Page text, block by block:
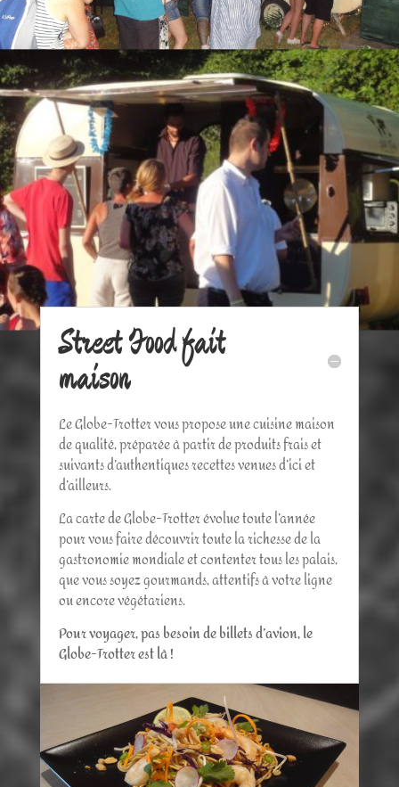
Street Food fait
maison
Le Globe-Trotter vous propose une cuisine maison
de qualité, préparée à partir de produits frais et
suivants d’authentiques recettes venues d’ici et
d’ailleurs.
La carte de Globe-Trotter évolue toute l’année
pour vous faire découvrir toute la richesse de la
gastronomie mondiale et contenter tous les palais,
que vous soyez gourmands, attentifs à votre ligne
ou encore végétariens.
Pour voyager, pas besoin de billets d’avion, le
Globe-Trotter est là !